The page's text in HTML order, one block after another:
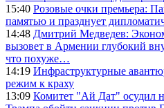
15:40 Розовые очки премьера:
памятью и празднует
14:48 Дмитрий Медведев:
вызовет в Армении глубокий
что похуже…
14:19 Инфраструктурные
режим к краху
13:09 Комитет "Ай Дат" осудил